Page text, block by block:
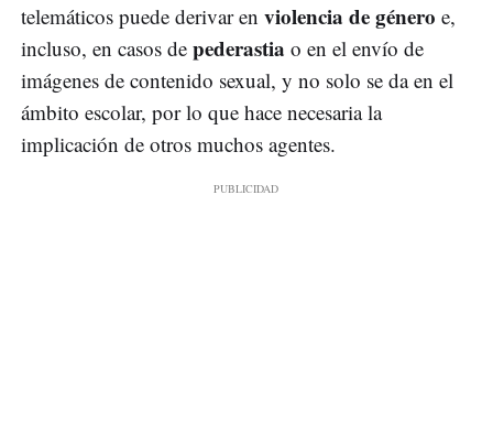
telemáticos puede derivar en violencia de género e,
incluso, en casos de pederastia o en el envío de
imágenes de contenido sexual, y no solo se da en el
ámbito escolar, por lo que hace necesaria la
implicación de otros muchos agentes.